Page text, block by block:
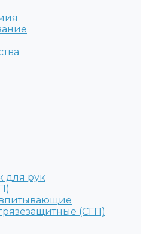
для рук
(СГП)